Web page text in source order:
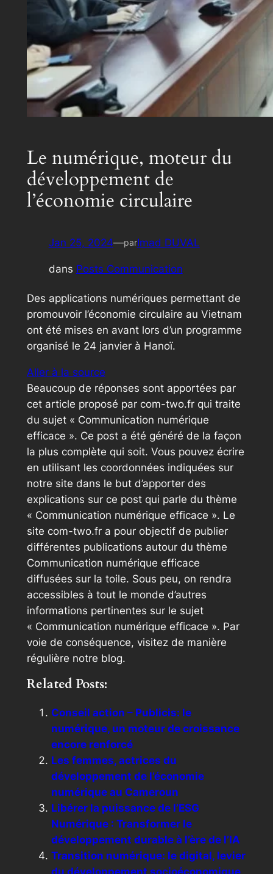
Le numérique, moteur du
développement de
l’économie circulaire
Jan 25, 2024—parImad DUVAL
dans Posts Communication
Des applications numériques permettant de
promouvoir l’économie circulaire au Vietnam
ont été mises en avant lors d’un programme
organisé le 24 janvier à Hanoï.
Aller à la source
Beaucoup de réponses sont apportées par
cet article proposé par com-two.fr qui traite
du sujet « Communication numérique
efficace ». Ce post a été généré de la façon
la plus complète qui soit. Vous pouvez écrire
en utilisant les coordonnées indiquées sur
notre site dans le but d’apporter des
explications sur ce post qui parle du thème
« Communication numérique efficace ». Le
site com-two.fr a pour objectif de publier
différentes publications autour du thème
Communication numérique efficace
diffusées sur la toile. Sous peu, on rendra
accessibles à tout le monde d’autres
informations pertinentes sur le sujet
« Communication numérique efficace ». Par
voie de conséquence, visitez de manière
régulière notre blog.
Related Posts:
Conseil action – Publicis: le
numérique, un moteur de croissance
encore renforcé
Les femmes, actrices du
développement de l’économie
numérique au Cameroun
Libérer la puissance de l’ESG
Numérique : Transformer le
développement durable à l’ère de l’IA
Transition numérique: le digital, levier